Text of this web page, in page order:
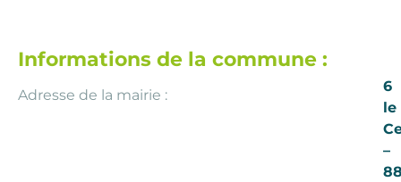
Informations de la commune :
Adresse de la mairie :
6
le
–